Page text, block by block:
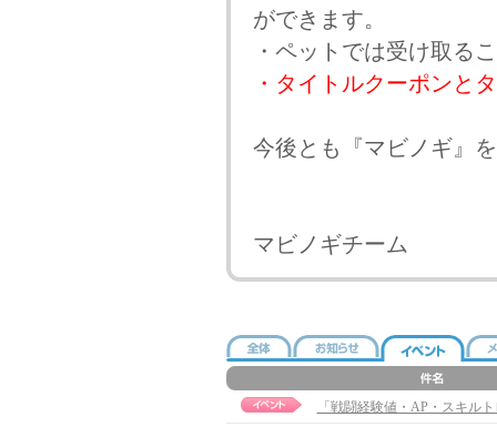
ができます。
・ペットでは受け取る
・タイトルクーポンと
今後とも『マビノギ』
マビノギチーム
「戦闘経験値・AP・スキル